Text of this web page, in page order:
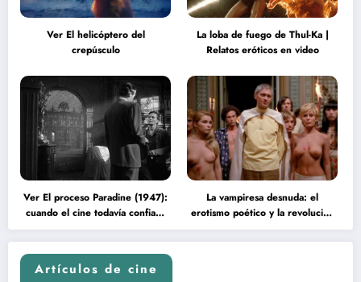
Ver El helicóptero del
crepúsculo
La loba de fuego de Thul-Ka |
Relatos eróticos en video
Ver El proceso Paradine (1947):
cuando el cine todavía confiaba
en la inteligencia del espectador
La vampiresa desnuda: el
erotismo poético y la revolución
psicodélica de Jean Rollin
Artículos de cine